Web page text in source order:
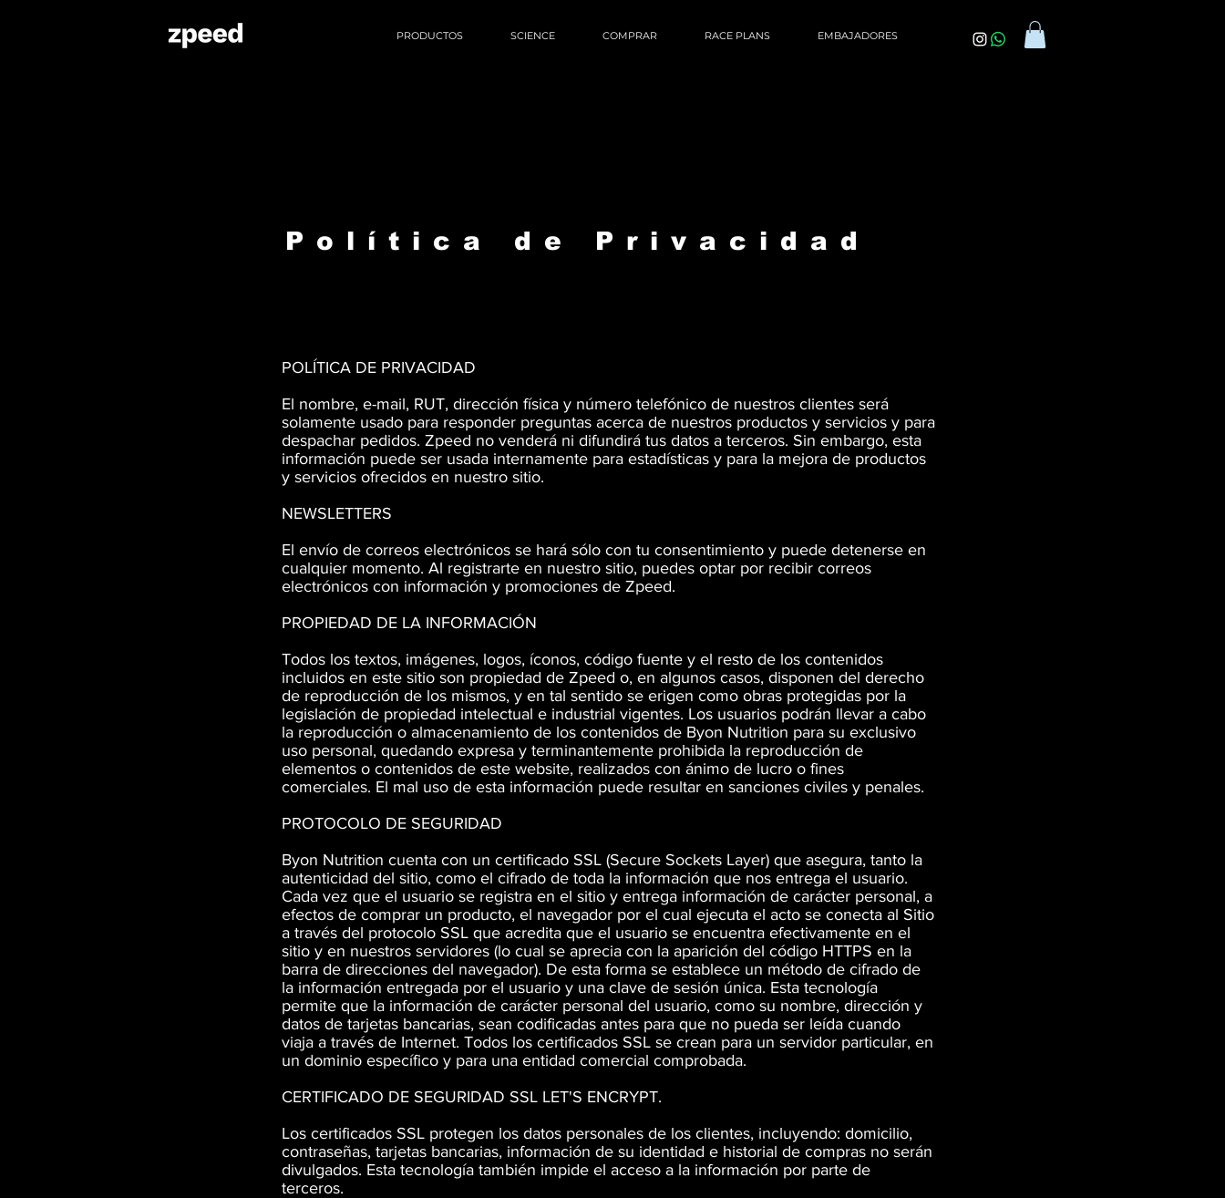
PRODUCTOS SCIENCE COMPRAR RACE PLANS EMBAJADORES
Política de Privacidad
POLÍTICA DE PRIVACIDAD
El nombre, e-mail, RUT, dirección física y número telefónico de nuestros clientes será
solamente usado para responder preguntas acerca de nuestros productos y servicios y para
despachar pedidos. Zpeed no venderá ni difundirá tus datos a terceros. Sin embargo, esta
información puede ser usada internamente para estadísticas y para la mejora de productos
y servicios ofrecidos en nuestro sitio.
NEWSLETTERS
El envío de correos electrónicos se hará sólo con tu consentimiento y puede detenerse en
cualquier momento. Al registrarte en nuestro sitio, puedes optar por recibir correos
electrónicos con información y promociones de Zpeed.
PROPIEDAD DE LA INFORMACIÓN
Todos los textos, imágenes, logos, íconos, código fuente y el resto de los contenidos
incluidos en este sitio son propiedad de Zpeed o, en algunos casos, disponen del derecho
de reproducción de los mismos, y en tal sentido se erigen como obras protegidas por la
legislación de propiedad intelectual e industrial vigentes. Los usuarios podrán llevar a cabo
la reproducción o almacenamiento de los contenidos de Byon Nutrition para su exclusivo
uso personal, quedando expresa y terminantemente prohibida la reproducción de
elementos o contenidos de este website, realizados con ánimo de lucro o fines
comerciales. El mal uso de esta información puede resultar en sanciones civiles y penales.
PROTOCOLO DE SEGURIDAD
Byon Nutrition cuenta con un certificado SSL (Secure Sockets Layer) que asegura, tanto la
autenticidad del sitio, como el cifrado de toda la información que nos entrega el usuario.
Cada vez que el usuario se registra en el sitio y entrega información de carácter personal, a
efectos de comprar un producto, el navegador por el cual ejecuta el acto se conecta al Sitio
a través del protocolo SSL que acredita que el usuario se encuentra efectivamente en el
sitio y en nuestros servidores (lo cual se aprecia con la aparición del código HTTPS en la
barra de direcciones del navegador). De esta forma se establece un método de cifrado de
la información entregada por el usuario y una clave de sesión única. Esta tecnología
permite que la información de carácter personal del usuario, como su nombre, dirección y
datos de tarjetas bancarias, sean codificadas antes para que no pueda ser leída cuando
viaja a través de Internet. Todos los certificados SSL se crean para un servidor particular, en
un dominio específico y para una entidad comercial comprobada.
CERTIFICADO DE SEGURIDAD SSL LET'S ENCRYPT.
Los certificados SSL protegen los datos personales de los clientes, incluyendo: domicilio,
contraseñas, tarjetas bancarias, información de su identidad e historial de compras no serán
divulgados. Esta tecnología también impide el acceso a la información por parte de
terceros.